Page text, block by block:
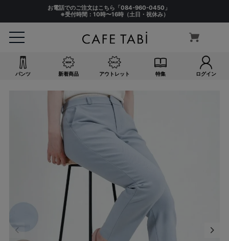
お電話でのご注文はこちら「084-960-0450 」
※受付時間：10時〜16時（土日・祝休み）
パンツ 新着商品 アウトレット 特集 ログイン